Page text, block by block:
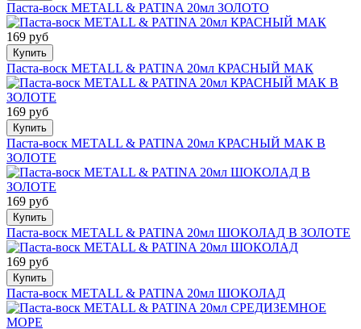
Паста-воск METALL & PATINA 20мл ЗОЛОТО
169 руб
Купить
Паста-воск METALL & PATINA 20мл КРАСНЫЙ МАК
169 руб
Купить
Паста-воск METALL & PATINA 20мл КРАСНЫЙ МАК В
ЗОЛОТЕ
169 руб
Купить
Паста-воск METALL & PATINA 20мл ШОКОЛАД В ЗОЛОТЕ
169 руб
Купить
Паста-воск METALL & PATINA 20мл ШОКОЛАД